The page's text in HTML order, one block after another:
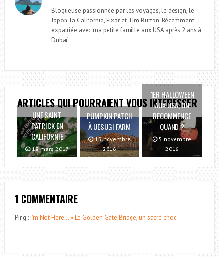
Blogueuse passionnée par les voyages, le design, le
Japon, la Californie, Pixar et Tim Burton. Récemment
expatriée avec ma petite famille aux USA après 2 ans à
Dubaï.
ARTICLES QUI POURRAIENT VOUS INTÉRESSER
UNE SAINT
PATRICK EN
CALIFORNIE
18 mars 2017
PUMPKIN PATCH
À UESUGI FARM
15 novembre
2016
1ER HALLOWEEN
AUX USA, ON
RECOMMENCE
QUAND ?
5 novembre
2016
1 COMMENTAIRE
Ping :I'm Not Here… » Le Golden Gate Bridge, un sacré choc